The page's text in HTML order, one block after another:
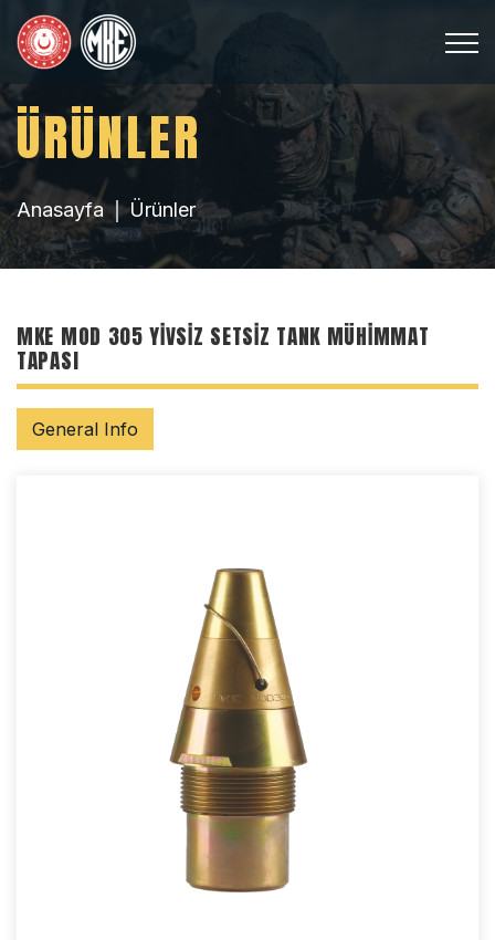
ÜRÜNLER
Anasayfa Ürünler
MKE MOD 305 YIVSIZ SETSIZ TANK MÜHIMMAT
TAPASI
General Info